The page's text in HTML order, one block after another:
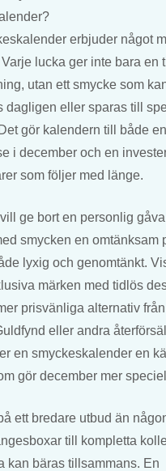
erbjuder något
lucka ger inte bara en
utan ett smycke som
dagligen eller sparas till
gör kalendern till både en
i december och en
som följer med länge.
ge bort en personlig
smycken en omtänksam
lyxig och genomtänkt.
märken med tidlös
prisvänliga alternativ från
eller andra
en smyckeskalender en
gör december mer
ett bredare utbud än
till kompletta
kan bäras tillsammans. En